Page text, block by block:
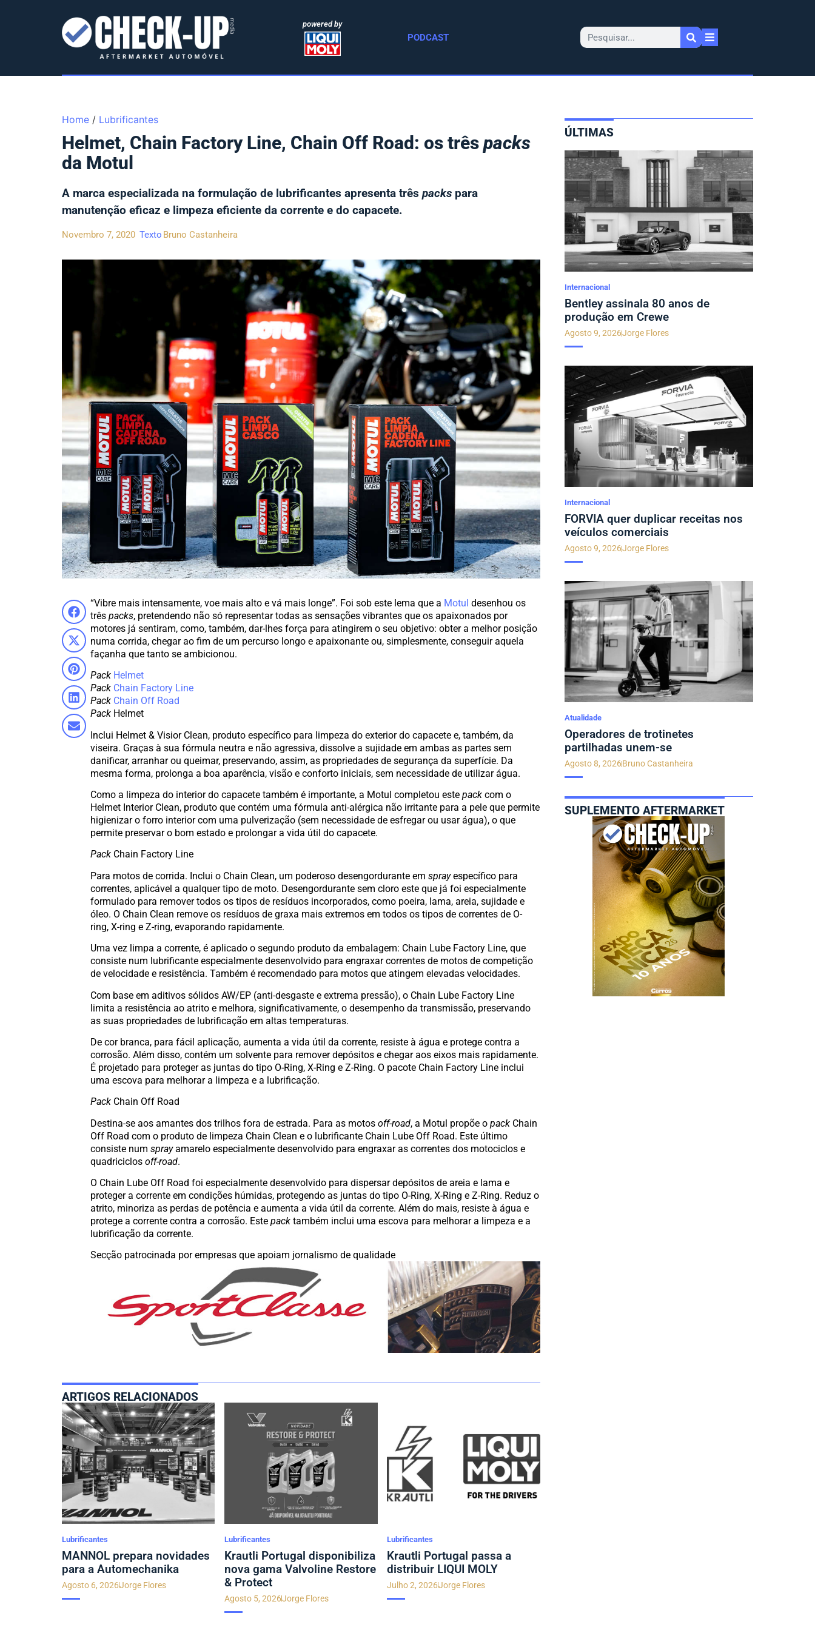
powered by
PODCAST
Home / Lubrificantes
Helmet, Chain Factory Line, Chain Off Road: os três packs
da Motul
A marca especializada na formulação de lubrificantes apresenta três packs para
manutenção eficaz e limpeza eficiente da corrente e do capacete.
Novembro 7, 2020 Texto Bruno Castanheira
“Vibre mais intensamente, voe mais alto e vá mais longe”. Foi sob este lema que a Motul desenhou os
trêspacks, pretendendo não só representar todas as sensações vibrantes que os apaixonados por
motores já sentiram, como, também, dar-lhes força para atingirem o seu objetivo: obter a melhor posição
numa corrida, chegar ao fim de um percurso longo e apaixonante ou, simplesmente, conseguir aquela
façanha que tanto se ambicionou.
Pack Helmet
Pack Chain Factory Line
Pack Chain Off Road
Pack Helmet
Inclui Helmet & Visior Clean, produto específico para limpeza do exterior do capacete e, também, da
viseira. Graças à sua fórmula neutra e não agressiva, dissolve a sujidade em ambas as partes sem
danificar, arranhar ou queimar, preservando, assim, as propriedades de segurança da superfície. Da
mesma forma, prolonga a boa aparência, visão e conforto iniciais, sem necessidade de utilizar água.
Como a limpeza do interior do capacete também é importante, a Motul completou estepackcom o
Helmet Interior Clean, produto que contém uma fórmula anti-alérgica não irritante para a pele que permite
higienizar o forro interior com uma pulverização (sem necessidade de esfregar ou usar água), o que
permite preservar o bom estado e prolongar a vida útil do capacete.
Pack Chain Factory Line
Para motos de corrida. Inclui o Chain Clean, um poderoso desengordurante em sprayespecífico para
correntes, aplicável a qualquer tipo de moto. Desengordurante sem cloro este que já foi especialmente
formulado para remover todos os tipos de resíduos incorporados, como poeira, lama, areia, sujidade e
óleo. O Chain Clean remove os resíduos de graxa mais extremos em todos os tipos de correntes de O-
ring, X-ring e Z-ring, evaporando rapidamente.
Uma vez limpa a corrente, é aplicado o segundo produto da embalagem: Chain Lube Factory Line, que
consiste num lubrificante especialmente desenvolvido para engraxar correntes de motos de competição
de velocidade e resistência. Também é recomendado para motos que atingem elevadas velocidades.
Com base em aditivos sólidos AW/EP (anti-desgaste e extrema pressão), o Chain Lube Factory Line
limita a resistência ao atrito e melhora, significativamente, o desempenho da transmissão, preservando
as suas propriedades de lubrificação em altas temperaturas.
De cor branca, para fácil aplicação, aumenta a vida útil da corrente, resiste à água e protege contra a
corrosão. Além disso, contém um solvente para remover depósitos e chegar aos eixos mais rapidamente.
É projetado para proteger as juntas do tipo O-Ring, X-Ring e Z-Ring. O pacote Chain Factory Line inclui
uma escova para melhorar a limpeza e a lubrificação.
Pack Chain Off Road
Destina-se aos amantes dos trilhos fora de estrada. Para as motosoff-road, a Motul propõe opack Chain
Off Road com o produto de limpeza Chain Clean e o lubrificante Chain Lube Off Road. Este último
consiste numsprayamarelo especialmente desenvolvido para engraxar as correntes dos motociclos e
quadriciclosoff-road.
O Chain Lube Off Road foi especialmente desenvolvido para dispersar depósitos de areia e lama e
proteger a corrente em condições húmidas, protegendo as juntas do tipo O-Ring, X-Ring e Z-Ring. Reduz o
atrito, minoriza as perdas de potência e aumenta a vida útil da corrente. Além do mais, resiste à água e
protege a corrente contra a corrosão. Estepacktambém inclui uma escova para melhorar a limpeza e a
lubrificação da corrente.
Secção patrocinada por empresas que apoiam jornalismo de qualidade
ARTIGOS RELACIONADOS
Lubrificantes
MANNOL prepara novidades
para a Automechanika
Agosto 6, 2026Jorge Flores
Lubrificantes
Krautli Portugal disponibiliza
nova gama Valvoline Restore
& Protect
Agosto 5, 2026Jorge Flores
Lubrificantes
Krautli Portugal passa a
distribuir LIQUI MOLY
Julho 2, 2026Jorge Flores
ÚLTIMAS
Internacional
Bentley assinala 80 anos de
produção em Crewe
Agosto 9, 2026Jorge Flores
Internacional
FORVIA quer duplicar receitas nos
veículos comerciais
Agosto 9, 2026Jorge Flores
Atualidade
Operadores de trotinetes
partilhadas unem-se
Agosto 8, 2026Bruno Castanheira
SUPLEMENTO AFTERMARKET